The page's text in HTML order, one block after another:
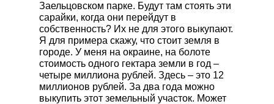
Заельцовском парке. Будут там стоять эти
сарайки, когда они перейдут в
собственность? Их не для этого выкупают.
Я для примера скажу, что стоит земля в
городе. У меня на окраине, на болоте
стоимость одного гектара земли в год –
четыре миллиона рублей. Здесь – это 12
миллионов рублей. За два года можно
выкупить этот земельный участок. Может